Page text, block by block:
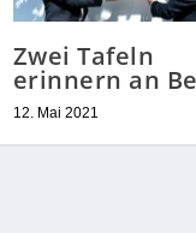
Zwei Tafeln
erinnern an
12. Mai 2021